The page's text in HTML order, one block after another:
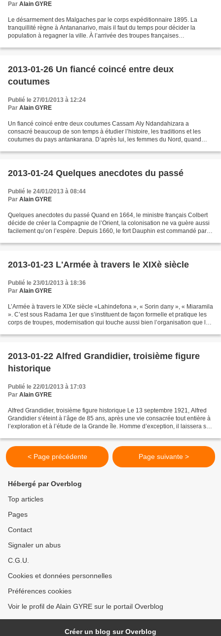
Par Alain GYRE
Le désarmement des Malgaches par le corps expéditionnaire 1895. La
tranquillité règne à Antananarivo, mais il faut du temps pour décider la
population à regagner la ville. À l’arrivée des troupes françaises
2013-01-26 Un fiancé coincé entre deux
coutumes
Publié le 27/01/2013 à 12:24
Par Alain GYRE
Un fiancé coincé entre deux coutumes Cassam Aly Ndandahizara a
consacré beaucoup de son temps à étudier l’histoire, les traditions et les
coutumes du pays antankarana. D’après lui, les femmes du Nord, quand
2013-01-24 Quelques anecdotes du passé
Publié le 24/01/2013 à 08:44
Par Alain GYRE
Quelques anecdotes du passé Quand en 1664, le ministre français Colbert
décide de créer la Compagnie de l’Orient, la colonisation ne va guère aussi
facilement qu’on l’espère. Depuis 1660, le fort Dauphin est commandé par le
2013-01-23 L'Armée à travers le XIXè siècle
Publié le 23/01/2013 à 18:36
Par Alain GYRE
L’Armée à travers le XIXe siècle «Lahindefona », « Sorin dany », « Miaramila
». C’est sous Radama 1er que s’instituent de façon formelle et pratique les
corps de troupes, modernisation qui touche aussi bien l’organisation que la
2013-01-22 Alfred Grandidier, troisième figure
historique
Publié le 22/01/2013 à 17:03
Par Alain GYRE
Alfred Grandidier, troisième figure historique Le 13 septembre 1921, Alfred
Grandidier s’éteint à l’âge de 85 ans, après une vie consacrée tout entière à
l’exploration et à l’étude de la Grande île. Homme d’exception, il laissera son
< Page précédente Page suivante >
Hébergé par Overblog
Top articles
Pages
Contact
Signaler un abus
C.G.U.
Cookies et données personnelles
Préférences cookies
Voir le profil de Alain GYRE sur le portail Overblog
Créer un blog sur Overblog